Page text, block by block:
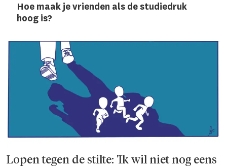
Hoe maak je vrienden als de studiedruk
hoog is?
Lopen tegen de stilte: 'Ik wil niet nog eens